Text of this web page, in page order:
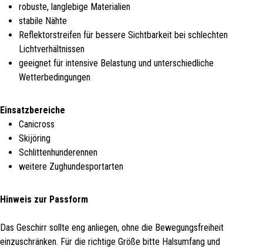
robuste, langlebige Materialien
stabile Nähte
Reflektorstreifen für bessere Sichtbarkeit bei schlechten
Lichtverhältnissen
geeignet für intensive Belastung und unterschiedliche
Wetterbedingungen
Einsatzbereiche
Canicross
Skijöring
Schlittenhunderennen
weitere Zughundesportarten
Hinweis zur Passform
Das Geschirr sollte eng anliegen, ohne die Bewegungsfreiheit
einzuschränken. Für die richtige Größe bitte Halsumfang und